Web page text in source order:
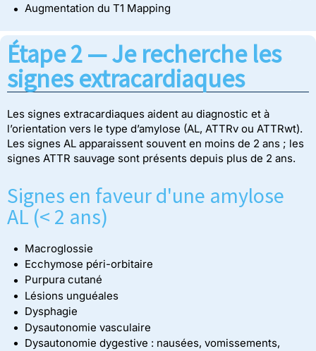
Augmentation du T1 Mapping
Étape 2 — Je recherche les
signes extracardiaques
Les signes extracardiaques aident au diagnostic et à
l’orientation vers le type d’amylose (AL, ATTRv ou ATTRwt).
Les signes AL apparaissent souvent en moins de 2 ans ; les
signes ATTR sauvage sont présents depuis plus de 2 ans.
Signes en faveur d'une amylose
AL (< 2 ans)
Macroglossie
Ecchymose péri-orbitaire
Purpura cutané
Lésions unguéales
Dysphagie
Dysautonomie vasculaire
Dysautonomie dygestive : nausées, vomissements,